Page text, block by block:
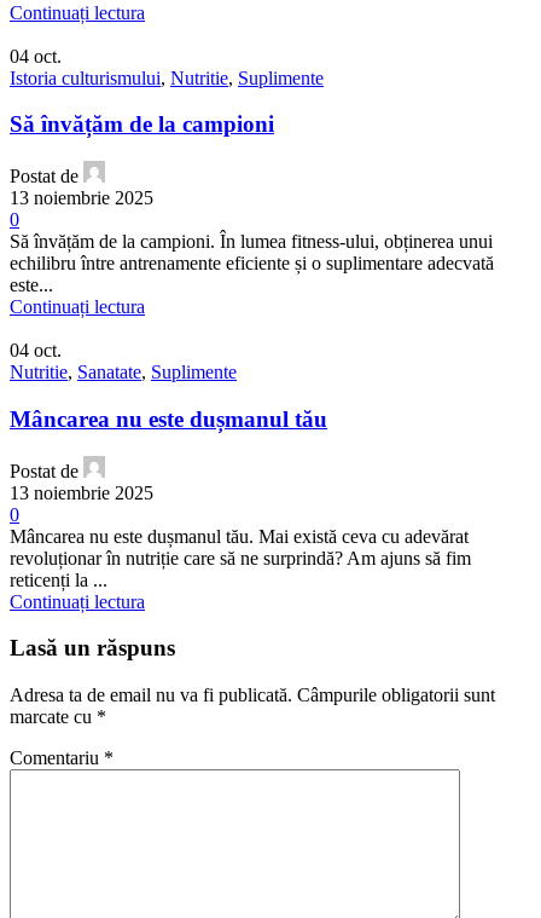
Continuați lectura
04 oct.
Istoria culturismului, Nutritie, Suplimente
Să învățăm de la campioni
Postat de
13 noiembrie 2025
0
Să învățăm de la campioni. În lumea fitness-ului, obținerea unui
echilibru între antrenamente eficiente și o suplimentare adecvată
este...
Continuați lectura
04 oct.
Nutritie, Sanatate, Suplimente
Mâncarea nu este dușmanul tău
Postat de
13 noiembrie 2025
0
Mâncarea nu este dușmanul tău. Mai există ceva cu adevărat
revoluționar în nutriție care să ne surprindă? Am ajuns să fim
reticenți la ...
Continuați lectura
Lasă un răspuns
Adresa ta de email nu va fi publicată. Câmpurile obligatorii sunt
marcate cu *
Comentariu *